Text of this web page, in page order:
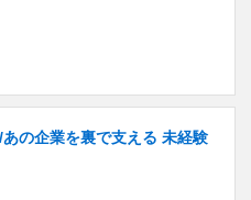
の企業を裏で支える 未経験